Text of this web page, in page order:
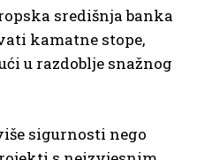
središnja banka
kamatne stope,
u razdoblje snažnog
sigurnosti nego